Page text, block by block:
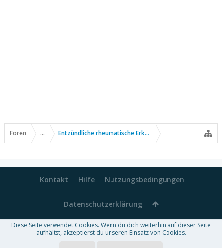
Foren ... Entzündliche rheumatische Erkrankungen
Kontakt Hilfe Nutzungsbedingungen
Datenschutzerklärung
Forum software by XenForo™-Deutsch von xenDach
Diese Seite verwendet Cookies. Wenn du dich weiterhin auf dieser Seite
aufhältst, akzeptierst du unseren Einsatz von Cookies.